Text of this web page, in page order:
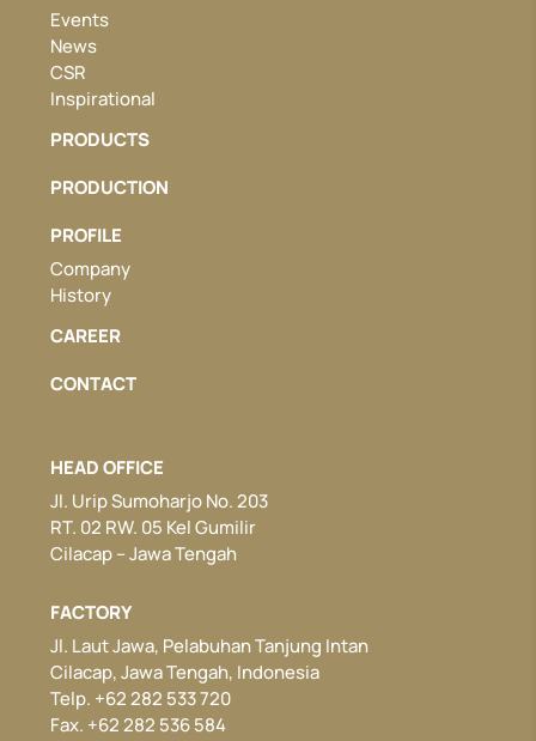
Events
News
CSR
Inspirational
PRODUCTS
PRODUCTION
PROFILE
Company
History
CAREER
CONTACT
HEAD OFFICE
Jl. Urip Sumoharjo No. 203
RT. 02 RW. 05 Kel Gumilir
Cilacap – Jawa Tengah
FACTORY
Jl. Laut Jawa, Pelabuhan Tanjung Intan
Cilacap, Jawa Tengah, Indonesia
Telp. +62 282 533 720
Fax. +62 282 536 584